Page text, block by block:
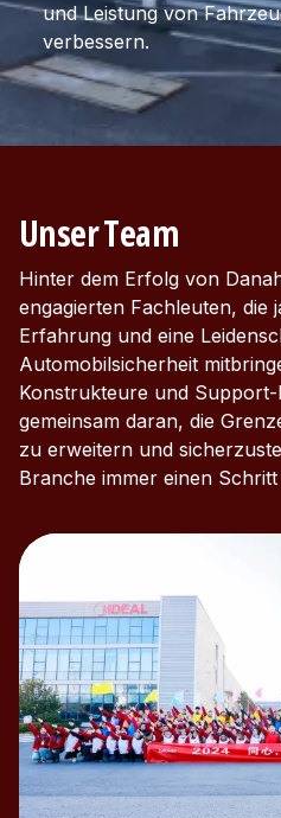
und Leistung von
verbessern.
Unser Team
Hinter dem Erfolg von
engagierten Fachleuten, die
Erfahrung und eine
Automobilsicherheit
Konstrukteure und
gemeinsam daran, die
zu erweitern und
Branche immer einen